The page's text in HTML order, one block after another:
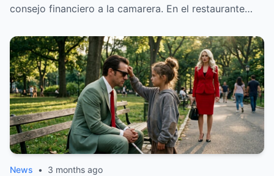
consejo financiero a la camarera. En el restaurante…
News • 3 months ago